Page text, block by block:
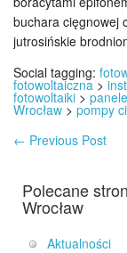
buchara cięgnowej
jutrosińskie
Social tagging:
fotowoltaiczna >
fotowoltaiki >
Wrocław > pompy
← Previous Post
Polecane
Wrocław
Aktualności